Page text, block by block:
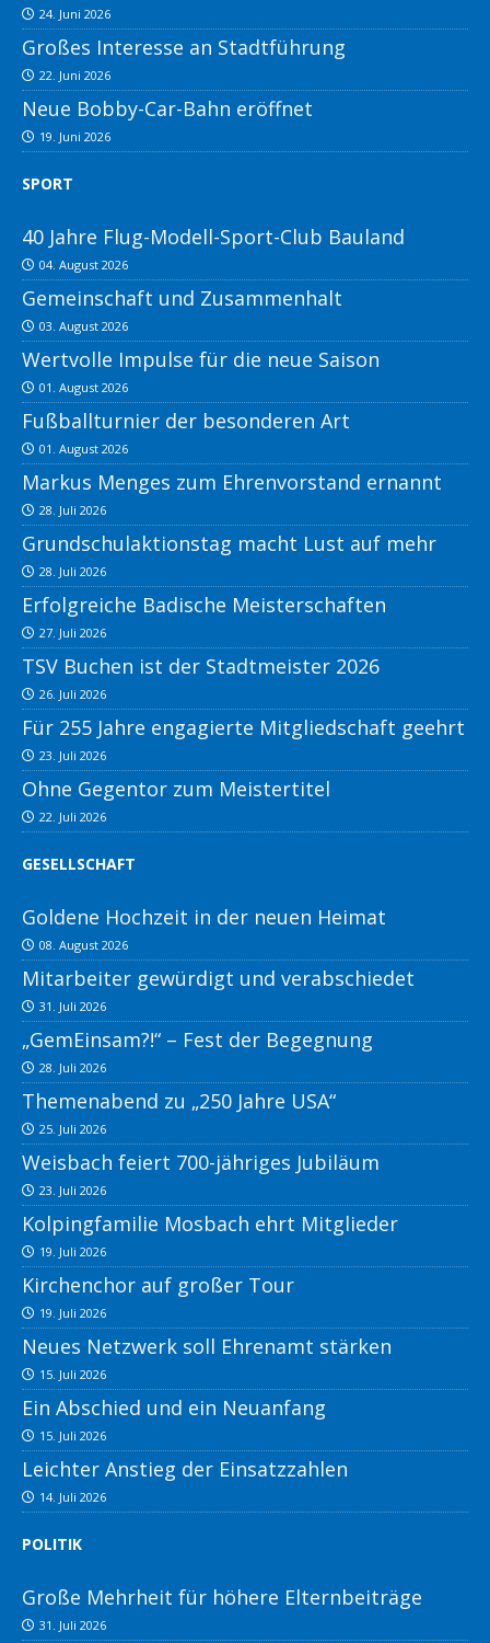
24. Juni 2026
Großes Interesse an Stadtführung
22. Juni 2026
Neue Bobby-Car-Bahn eröffnet
19. Juni 2026
SPORT
40 Jahre Flug-Modell-Sport-Club Bauland
04. August 2026
Gemeinschaft und Zusammenhalt
03. August 2026
Wertvolle Impulse für die neue Saison
01. August 2026
Fußballturnier der besonderen Art
01. August 2026
Markus Menges zum Ehrenvorstand ernannt
28. Juli 2026
Grundschulaktionstag macht Lust auf mehr
28. Juli 2026
Erfolgreiche Badische Meisterschaften
27. Juli 2026
TSV Buchen ist der Stadtmeister 2026
26. Juli 2026
Für 255 Jahre engagierte Mitgliedschaft geehrt
23. Juli 2026
Ohne Gegentor zum Meistertitel
22. Juli 2026
GESELLSCHAFT
Goldene Hochzeit in der neuen Heimat
08. August 2026
Mitarbeiter gewürdigt und verabschiedet
31. Juli 2026
„GemEinsam?!“ – Fest der Begegnung
28. Juli 2026
Themenabend zu „250 Jahre USA“
25. Juli 2026
Weisbach feiert 700-jähriges Jubiläum
23. Juli 2026
Kolpingfamilie Mosbach ehrt Mitglieder
19. Juli 2026
Kirchenchor auf großer Tour
19. Juli 2026
Neues Netzwerk soll Ehrenamt stärken
15. Juli 2026
Ein Abschied und ein Neuanfang
15. Juli 2026
Leichter Anstieg der Einsatzzahlen
14. Juli 2026
POLITIK
Große Mehrheit für höhere Elternbeiträge
31. Juli 2026